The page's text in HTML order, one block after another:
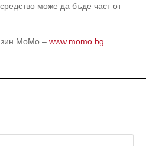
може да бъде част от
МоМо –www.momo.bg.